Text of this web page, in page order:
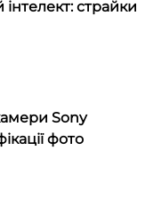
страйки
Sony
фото